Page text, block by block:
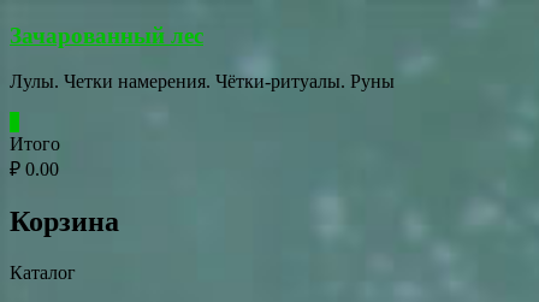
Перейти
содержимому
Зачарованный лес
Лулы. Четки намерения. Чётки-ритуалы. Руны
Итого
₽ 0.00
Корзина
Каталог